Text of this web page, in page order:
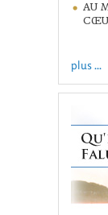
AU
plus ...